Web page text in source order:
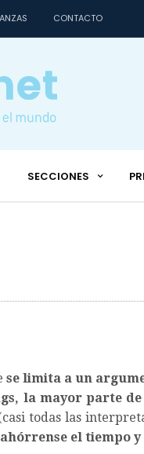
CONTACTO
SECCIONES
se limita a un
la mayor parte
todas las
el tiempo